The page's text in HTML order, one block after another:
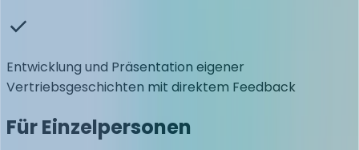
Entwicklung und Präsentation eigener
Vertriebsgeschichten mit direktem Feedback
Für Einzelpersonen